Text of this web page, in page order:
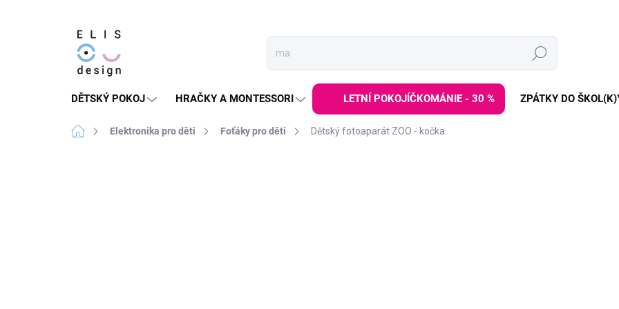
Hledat
DĚTSKÝ POKOJ HRAČKY A MONTESSORI LETNÍ POKOJÍČKOMÁNIE - 30 % ZPÁTKY DO
Domů Elektronika pro děti Foťáky pro děti Dětský fotoaparát ZOO - kočka